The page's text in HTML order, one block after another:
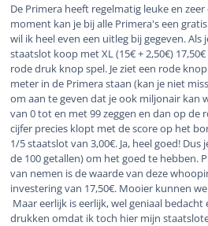
De Primera heeft regelmatig leuke en
moment kan je bij alle Primera's een
wil ik heel even een uitleg bij gegeven. Als
staatslot koop met XL (15€ + 2,50€)
rode druk knop spel. Je ziet een rode
meter in de Primera staan (kan je niet
om aan te geven dat je ook miljonair kan
van 0 tot en met 99 zeggen en dan op de
cijfer precies klopt met de score op het
1/5 staatslot van 3,00€. Ja, heel goed!
de 100 getallen) om het goed te hebben.
van nemen is de waarde van deze
investering van 17,50€. Mooier kunnen
Maar eerlijk is eerlijk, wel geniaal
drukken omdat ik toch hier mijn